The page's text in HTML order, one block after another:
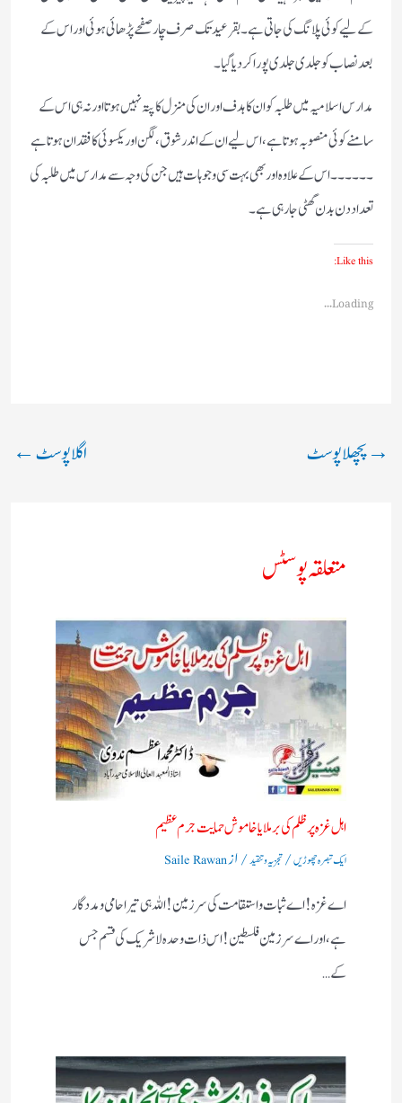
کے لیے کوئی پلانگ کی جاتی ہے ۔ بقر عید تک صرف چار صفحے پڑھائی ہوئی اور اس کے
بعد نصاب کو جلدی جلدی پورا کردیا گیا ۔
مدارس اسلامیہ میں طلبہ کو ان کا ہدف اور ان کی منزل کا پتہ نہیں ہوتا اور نہ ہی اس کے
سامنے کوئی منصوبہ ہوتا ہے ،اس لیے ان کے اندر شوق ،لگن اور یکسوئی کا فقدان ہوتا ہے
۔۔۔۔۔۔اس کے علاوہ اور بھی بہت سی وجوہات ہیں جن کی وجہ سے مدارس میں طلبہ کی
تعداد دن بدن گھٹی جارہی ہے ۔
Like this:
Loading...
→پچھلا پوسٹ اگلا پوسٹ←
متعلقہ پوسٹس
اہل غزہ پر ظلم کی برملا یا خاموش حمایت جرم عظیم
ایک تبصرہ چھوڑیں/تجزیہ و تنقید/ ازSaile Rawan
اے غزہ! اے ثبات واستقامت کی سرزمین! اللہ ہی تیرا حامی ومددگار
ہے، اور اے سرزمین فلسطین! اس ذات وحدہ لاشریک کی قسم جس
کے…